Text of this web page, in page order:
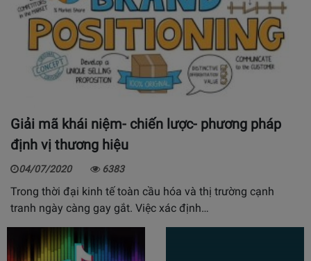
Giải mã khái niệm- chiến lược- phương pháp
định vị thương hiệu
04/07/2020 6383
Trong thời đại kinh tế toàn cầu hóa và thị trường cạnh
tranh ngày càng gay gắt. Việc xác định…